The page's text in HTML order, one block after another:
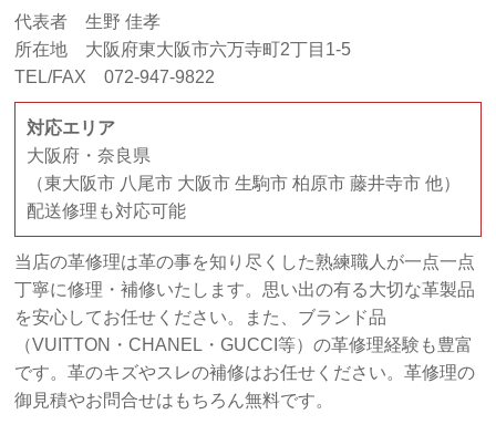
代表者 生野 佳孝
所在地 大阪府東大阪市六万寺町2丁目1-5
TEL/FAX 072-947-9822
対応エリア
大阪府・奈良県
（東大阪市 八尾市 大阪市 生駒市 柏原市 藤井寺市 他）
配送修理も対応可能
当店の革修理は革の事を知り尽くした熟練職人が一点一点
丁寧に修理・補修いたします。思い出の有る大切な革製品
を安心してお任せください。また、ブランド品
（VUITTON・CHANEL・GUCCI等）の革修理経験も豊富
です。革のキズやスレの補修はお任せください。革修理の
御見積やお問合せはもちろん無料です。